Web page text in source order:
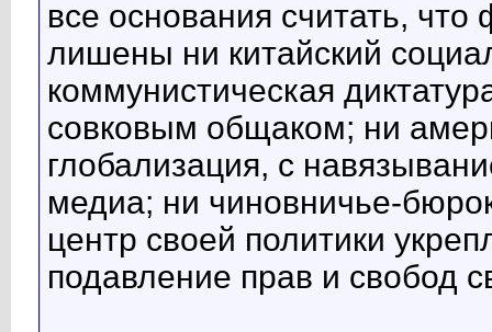
все основания считать,
лишены ни китайский
коммунистическая
совковым общаком; ни
глобализация, с
медиа; ни чиновничье-
центр своей политики
подавление прав и свобод